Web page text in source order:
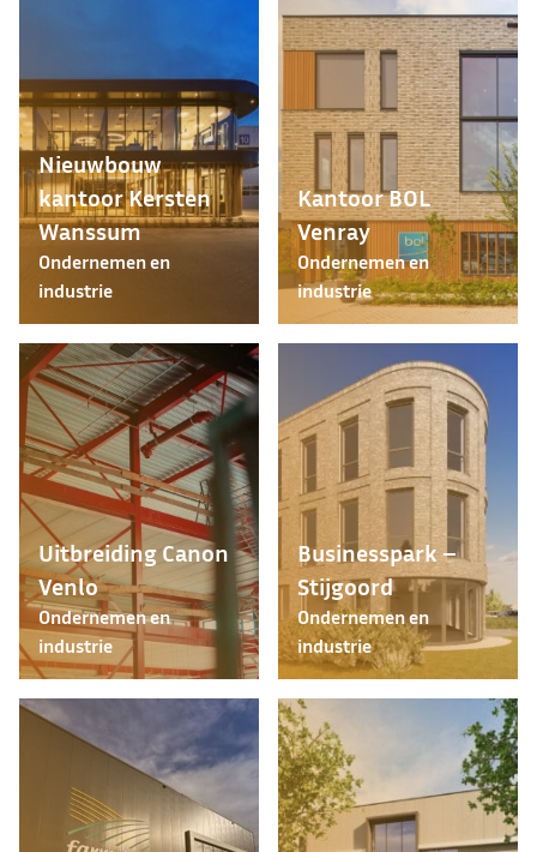
Nieuwbouw
kantoor Kersten
Wanssum
Ondernemen en
industrie
Kantoor BOL
Venray
Ondernemen en
industrie
Uitbreiding Canon
Venlo
Ondernemen en
industrie
Businesspark –
Stijgoord
Ondernemen en
industrie